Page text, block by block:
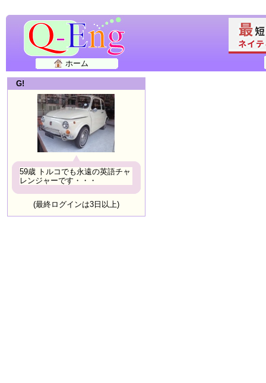
ホーム
G!
59歳 トルコでも永遠の英語チャ
レンジャーです・・・
(最終ログインは3日以上)